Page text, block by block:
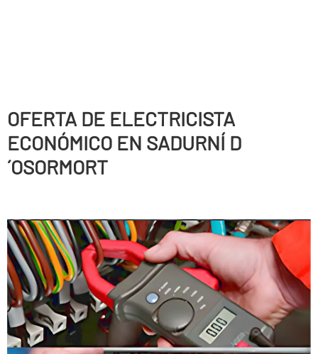
OFERTA DE ELECTRICISTA
ECONÓMICO EN SADURNÍ D
´OSORMORT